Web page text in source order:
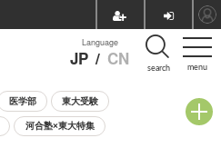
menu
Language
JP / CN search
医学部 東大受験
河合塾×東大特集